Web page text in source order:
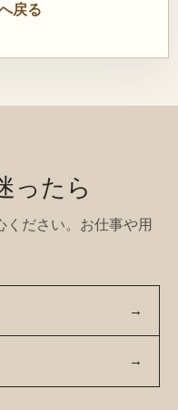
戻る
ったら
ださい。お仕事や用
→
→